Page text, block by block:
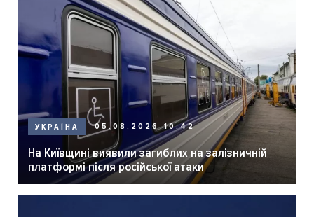
УКРАЇНА 05.08.2026 10:42
На Київщині виявили загиблих на залізничній
платформі після російської атаки